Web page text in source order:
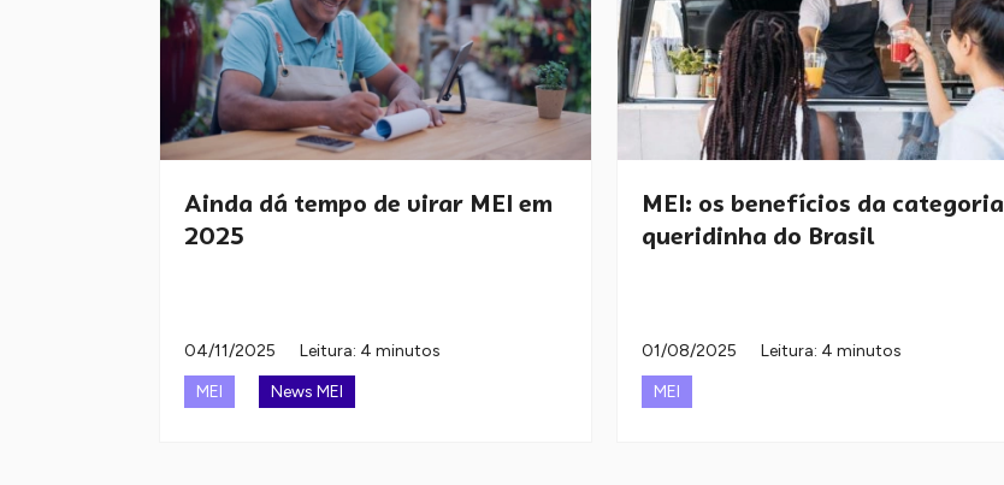
Ainda dá tempo de virar MEI em
2025
04/11/2025
Leitura: 4 minutos
MEI
News MEI
MEI: os benefícios da categoria
queridinha do Brasil
01/08/2025
Leitura: 4 minutos
MEI